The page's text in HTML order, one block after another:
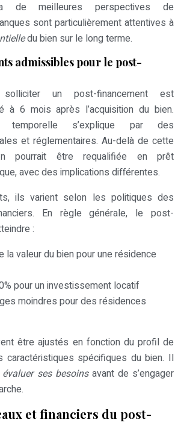
de meilleures perspectives de
sont particulièrement attentives à
du bien sur le long terme.
admissibles pour le post-
un post-financement est
à 6 mois après l’acquisition du bien.
temporelle s’explique par des
et réglementaires. Au-delà de cette
pourrait être requalifiée en prêt
avec des implications différentes.
ils varient selon les politiques des
En règle générale, le post-
:
la valeur du bien pour une résidence
pour un investissement locatif
moindres pour des résidences
être ajustés en fonction du profil de
caractéristiques spécifiques du bien. Il
ses besoins avant de s’engager
et financiers du post-